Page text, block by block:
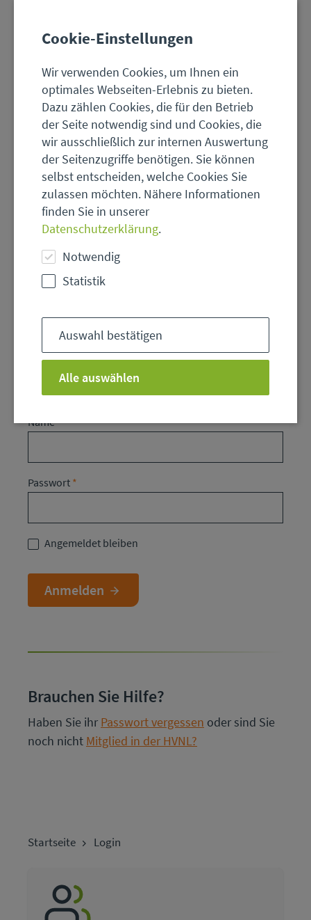
© Jürgen Fälchle - stock.adobe.com
Beruflicher
Naturschutz
Hessen
Login
Name
Passwort
Angemeldet bleiben
Anmelden
Brauchen Sie Hilfe?
Haben Sie ihr Passwort vergessen oder sind Sie
noch nicht Mitglied in der HVNL?
Startseite Login
Cookie-Einstellungen
Wir verwenden Cookies, um Ihnen ein
optimales Webseiten-Erlebnis zu bieten.
Dazu zählen Cookies, die für den Betrieb
der Seite notwendig sind und Cookies, die
wir ausschließlich zur internen Auswertung
der Seitenzugriffe benötigen. Sie können
selbst entscheiden, welche Cookies Sie
zulassen möchten. Nähere Informationen
finden Sie in unserer
Datenschutzerklärung.
Notwendig
Statistik
Auswahl bestätigen
Alle auswählen